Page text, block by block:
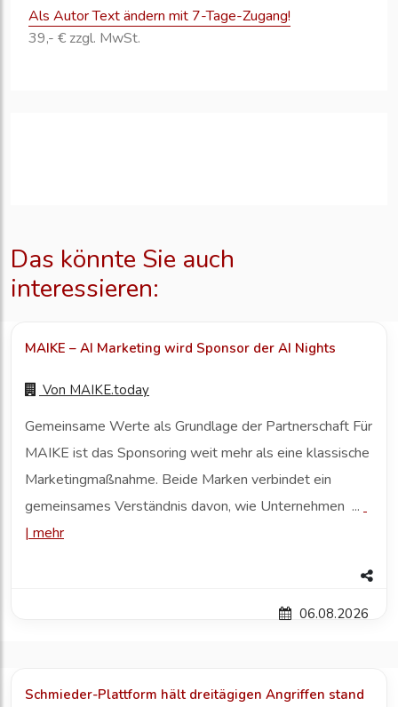
Als Autor Text ändern mit 7-Tage-Zugang!
39,- € zzgl. MwSt.
Das könnte Sie auch
interessieren:
MAIKE – AI Marketing wird Sponsor der AI Nights
Von MAIKE.today
Gemeinsame Werte als Grundlage der Partnerschaft Für
MAIKE ist das Sponsoring weit mehr als eine klassische
Marketingmaßnahme. Beide Marken verbindet ein
gemeinsames Verständnis davon, wie Unternehmen ...
| mehr
06.08.2026
Schmieder-Plattform hält dreitägigen Angriffen stand